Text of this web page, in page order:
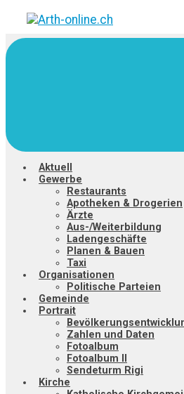
Zum
Hauptinhalt
springen
Aktuell
Gewerbe
Restaurants
Apotheken & Drogerien
Ärzte
Aus-/Weiterbildung
Ladengeschäfte
Planen & Bauen
Taxi
Organisationen
Politische Parteien
Gemeinde
Portrait
Zahlen und Daten
Fotoalbum
Fotoalbum II
Sendeturm Rigi
Kirche